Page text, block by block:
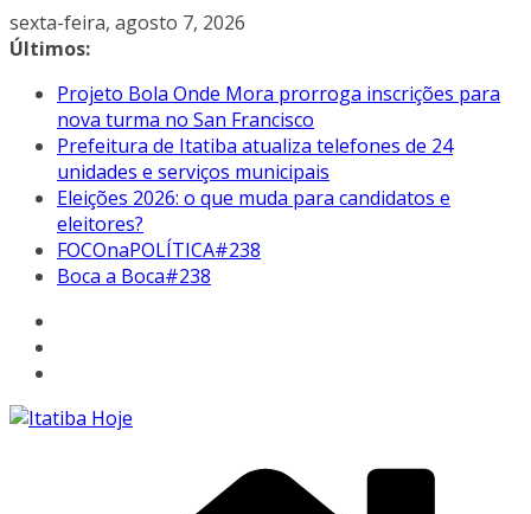
Pular
para
conteúdo
sexta-feira, agosto 7, 2026
Últimos:
Projeto Bola Onde Mora prorroga inscrições para
nova turma no San Francisco
Prefeitura de Itatiba atualiza telefones de 24
unidades e serviços municipais
Eleições 2026: o que muda para candidatos e
eleitores?
FOCOnaPOLÍTICA#238
Boca a Boca#238